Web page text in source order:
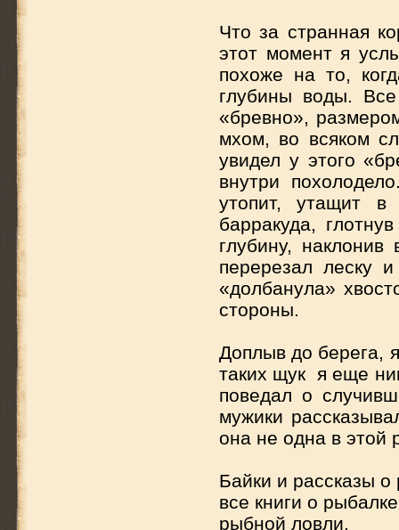
Что за странная
этот момент я
похоже на то,
глубины воды.
«бревно»,
мхом, во всяком
увидел у этого
внутри
утопит, утащит
барракуда,
глубину,
перерезал леску
«долбанула»
стороны.
Доплыв до берега,
таких щук я еще
поведал о
мужики
она не одна в этой
Байки и рассказы о
все книги о
рыбной ловли.